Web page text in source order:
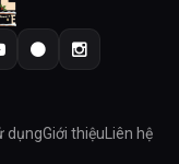
dụngGiới thiệu Liên hệ